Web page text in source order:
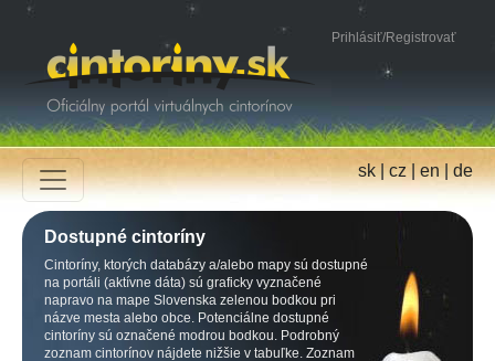
Prihlásiť/Registrovať
sk|cz|en|de
Dostupné cintoríny
Cintoríny, ktorých databázy a/alebo mapy sú dostupné
na portáli (aktívne dáta) sú graficky vyznačené
napravo na mape Slovenska zelenou bodkou pri
názve mesta alebo obce. Potenciálne dostupné
cintoríny sú označené modrou bodkou. Podrobný
zoznam cintorínov nájdete nižšie v tabuľke. Zoznam